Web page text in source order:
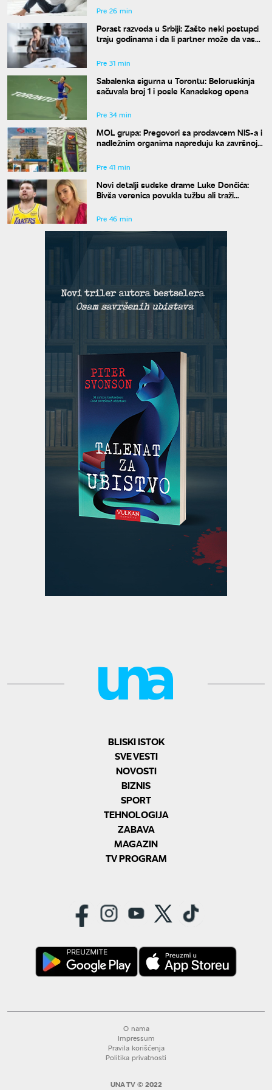
Pre 26 min
Porast razvoda u Srbiji: Zašto neki postupci
traju godinama i da li partner može da vas
Pre 31 min
Sabalenka sigurna u Torontu: Beloruskinja
sačuvala broj 1 i posle Kanadskog opena
Pre 34 min
MOL grupa: Pregovori sa prodavcem NIS-a i
nadležnim organima napreduju ka završnoj
Pre 41 min
Novi detalji sudske drame Luke Dončića:
Bivša verenica povukla tužbu ali traži
Pre 46 min
BLISKI ISTOK
SVE VESTI
NOVOSTI
BIZNIS
SPORT
TEHNOLOGIJA
ZABAVA
MAGAZIN
TV PROGRAM
O nama
Impressum
Pravila korišćenja
Politika privatnosti
UNA TV © 2022